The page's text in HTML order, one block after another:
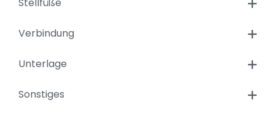
Stellfüße
Verbindung
Unterlage
Sonstiges